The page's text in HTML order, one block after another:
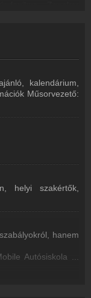
az alakom és arra
külsőnket
történetét
bemutatjuk a
kalendárium,
Műsorvezető:
helyi szakértők,
hanem
Autósiskola